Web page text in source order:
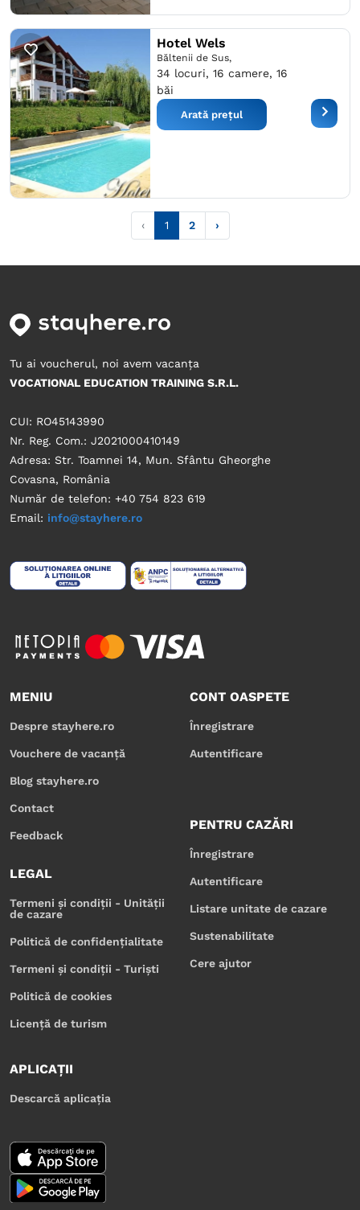
Hotel Wels
Băltenii de Sus,
34 locuri, 16 camere, 16
băi
Arată prețul
‹ 1 2 ›
Tu ai voucherul, noi avem vacanța
VOCATIONAL EDUCATION TRAINING S.R.L.
CUI: RO45143990
Nr. Reg. Com.: J2021000410149
Adresa: Str. Toamnei 14, Mun. Sfântu Gheorghe
Covasna, România
Număr de telefon: +40 754 823 619
Email: info@stayhere.ro
MENIU
Despre stayhere.ro
Vouchere de vacanță
Blog stayhere.ro
Contact
Feedback
LEGAL
Termeni și condiții - Unității
de cazare
Politică de confidențialitate
Termeni și condiții - Turiști
Politică de cookies
Licență de turism
CONT OASPETE
Înregistrare
Autentificare
PENTRU CAZĂRI
Înregistrare
Autentificare
Listare unitate de cazare
Sustenabilitate
Cere ajutor
APLICAȚII
Descarcă aplicația